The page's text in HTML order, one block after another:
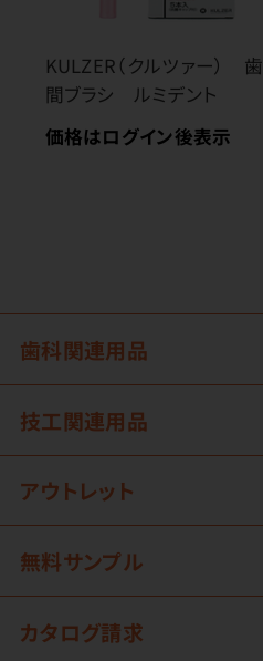
KULZER（クルツァー） 歯
間ブラシ ルミデント
価格はログイン後表示
歯科関連用品
技工関連用品
アウトレット
無料サンプル
カタログ請求